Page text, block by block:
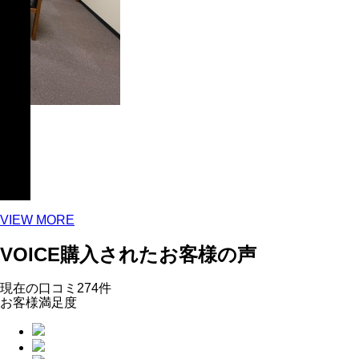
VIEW MORE
VOICE購入されたお客様の声
現在の口コミ 274件
お客様満足度